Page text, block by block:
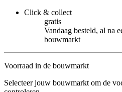
Click & collect
gratis
Vandaag besteld, al na
bouwmarkt
Voorraad in de bouwmarkt
Selecteer jouw bouwmarkt om de